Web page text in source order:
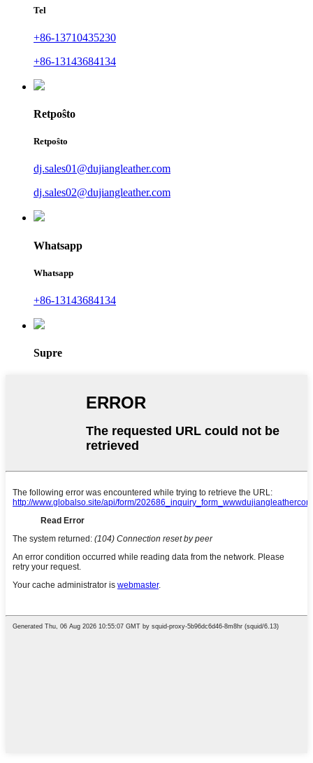
Tel
+86-13710435230
+86-13143684134
Retpoŝto
Retpoŝto
dj.sales01@dujiangleather.com
dj.sales02@dujiangleather.com
Whatsapp
Whatsapp
+86-13143684134
Supre